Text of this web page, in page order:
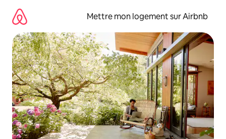
directement
contenu
Mettre mon logement sur Airbnb